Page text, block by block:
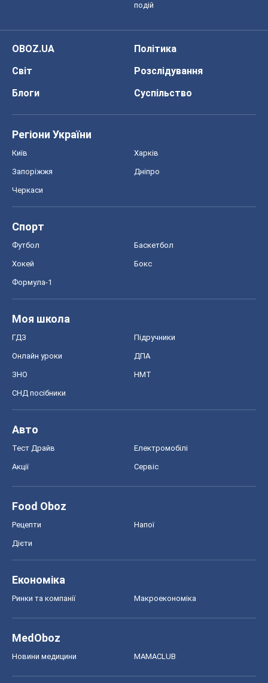
подій
OBOZ.UA
Політика
Світ
Розслідування
Блоги
Суспільство
Регіони України
Київ Харків
Запоріжжя Дніпро
Черкаси
Спорт
Футбол Баскетбол
Хокей Бокс
Формула-1
Моя школа
ГДЗ Підручники
Онлайн уроки ДПА
ЗНО НМТ
СНД посібники
Авто
Тест Драйв Електромобілі
Акції Сервіс
Food Oboz
Рецепти Напої
Дієти
Економіка
Ринки та компанії Макроекономіка
MedOboz
Новини медицини MAMACLUB